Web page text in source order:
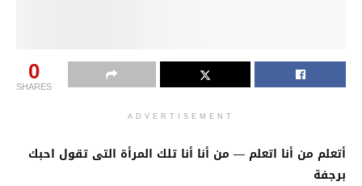
0
SHARES
ADVERTISEMENT
أتعلم من أنا اتعلم — من أنا أنا تلك المرأة التى تقول احبك
برجفة